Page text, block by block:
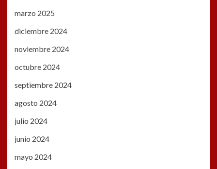
marzo 2025
diciembre 2024
noviembre 2024
octubre 2024
septiembre 2024
agosto 2024
julio 2024
junio 2024
mayo 2024